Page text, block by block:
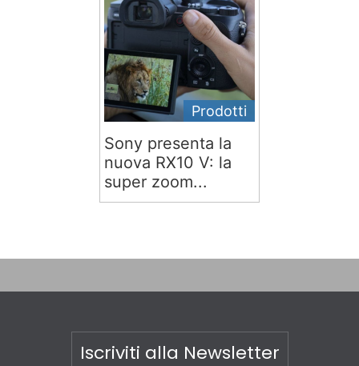
Prodotti
Sony presenta la
nuova RX10 V: la
super zoom...
Iscriviti alla Newsletter